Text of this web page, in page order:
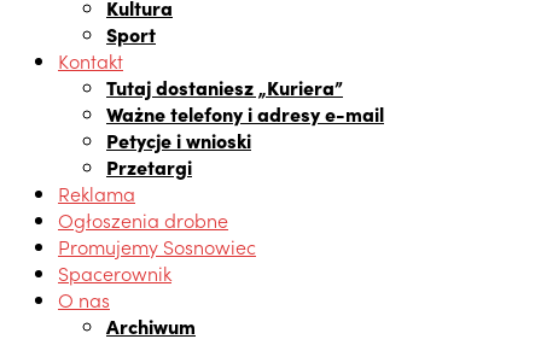
Kultura
Sport
Kontakt
Tutaj dostaniesz „Kuriera”
Ważne telefony i adresy e-mail
Petycje i wnioski
Przetargi
Reklama
Ogłoszenia drobne
Promujemy Sosnowiec
Spacerownik
O nas
Archiwum